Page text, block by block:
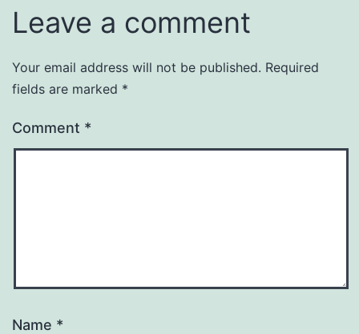
Leave a comment
Your email address will not be published. Required
fields are marked *
Comment *
Name *